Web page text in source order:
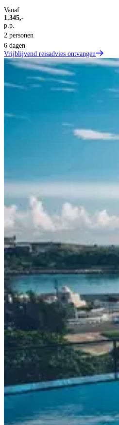
Vanaf
1.345,-
p.p.
2 personen
6 dagen
Vrijblijvend reisadvies ontvangen